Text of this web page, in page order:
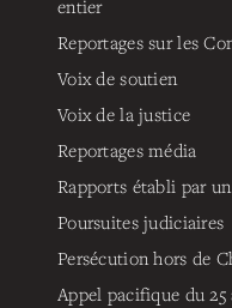
entier
Reportages sur les
Voix de soutien
Voix de la justice
Reportages média
Rapports établi par
Poursuites judiciaires
Persécution hors de
Appel pacifique du 25